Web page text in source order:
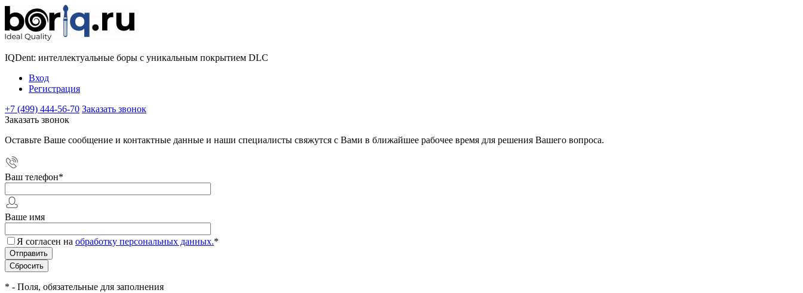
IQDent: интеллектуальные боры с уникальным покрытием DLC
Вход
Регистрация
+7 (499) 444-56-70 Заказать звонок
Заказать звонок
Оставьте Ваше сообщение и контактные данные и наши специалисты свяжутся с Вами в ближайшее рабочее время для решения Вашего вопроса.
Ваш телефон*
Ваше имя
Я согласен на обработку персональных данных.*
* - Поля, обязательные для заполнения